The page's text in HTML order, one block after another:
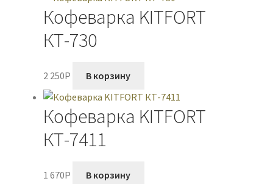
Кофеварка KITFORT
КТ-730
2 250P В корзину
Кофеварка KITFORT
КТ-7411
1 670P В корзину